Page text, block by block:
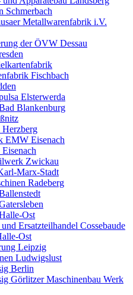
Schmerbach
Metallwarenfabrik i.V.
der ÖVW Dessau
Fischbach
Elsterwerda
Blankenburg
EMW Eisenach
Zwickau
Marx-Stadt
Radeberg
Ost
Ersatzteilhandel Cossebaude
Ost
Leipzig
Ludwigslust
Berlin
Görlitzer Maschinenbau Werk